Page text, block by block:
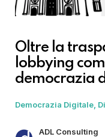
Oltre la
lobbying
democrazia
Democrazia Digitale
ADL Consulting